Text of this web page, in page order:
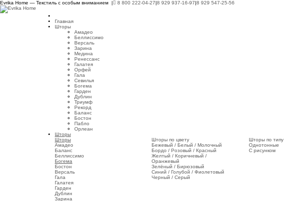
Evrika Home — Текстиль с особым вниманием | 8 800 222-04-27|8 929 937-16-97|8 929 547-25-56
Главная
Шторы
Амадео
Беллиссимо
Версаль
Зарина
Медина
Ренессанс
Галатея
Орфей
Гала
Севилья
Богема
Гарден
Дублин
Триумф
Рекорд
Баланс
Бостон
Пабло
Орлеан
Шторы
Шторы
Амадео
Баланс
Беллиссимо
Богема
Бостон
Версаль
Гала
Галатея
Гарден
Дублин
Зарина
Шторы по цвету
Бежевый / Белый / Молочный
Бордо / Розовый / Красный
Желтый / Коричневый /
Оранжевый
Зелёный / Бирюзовый
Синий / Голубой / Фиолетовый
Черный / Серый
Шторы по типу
Однотонные
С рисунком